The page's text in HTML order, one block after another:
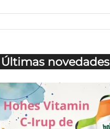
Últimas novedades